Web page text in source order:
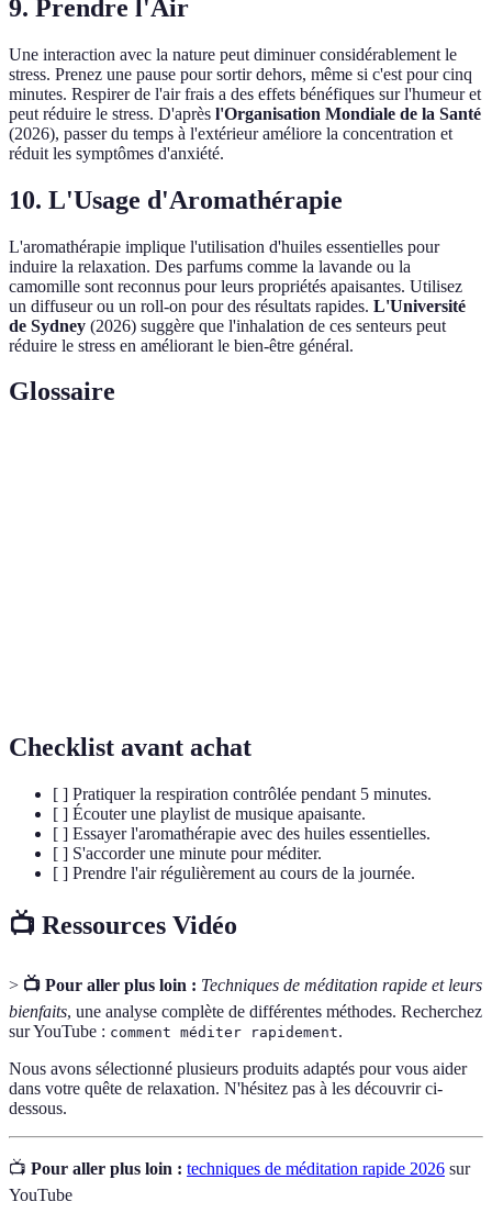
9. Prendre l'Air
Une interaction avec la nature peut diminuer considérablement le
stress. Prenez une pause pour sortir dehors, même si c'est pour cinq
minutes. Respirer de l'air frais a des effets bénéfiques sur l'humeur et
peut réduire le stress. D'après l'Organisation Mondiale de la Santé
(2026), passer du temps à l'extérieur améliore la concentration et
réduit les symptômes d'anxiété.
10. L'Usage d'Aromathérapie
L'aromathérapie implique l'utilisation d'huiles essentielles pour
induire la relaxation. Des parfums comme la lavande ou la
camomille sont reconnus pour leurs propriétés apaisantes. Utilisez
un diffuseur ou un roll-on pour des résultats rapides. L'Université
de Sydney (2026) suggère que l'inhalation de ces senteurs peut
réduire le stress en améliorant le bien-être général.
Glossaire
Checklist avant achat
[ ] Pratiquer la respiration contrôlée pendant 5 minutes.
[ ] Écouter une playlist de musique apaisante.
[ ] Essayer l'aromathérapie avec des huiles essentielles.
[ ] S'accorder une minute pour méditer.
[ ] Prendre l'air régulièrement au cours de la journée.
📺 Ressources Vidéo
> 📺 Pour aller plus loin : Techniques de méditation rapide et leurs
bienfaits, une analyse complète de différentes méthodes. Recherchez
sur YouTube : comment méditer rapidement.
Nous avons sélectionné plusieurs produits adaptés pour vous aider
dans votre quête de relaxation. N'hésitez pas à les découvrir ci-
dessous.
📺 Pour aller plus loin : techniques de méditation rapide 2026 sur
YouTube